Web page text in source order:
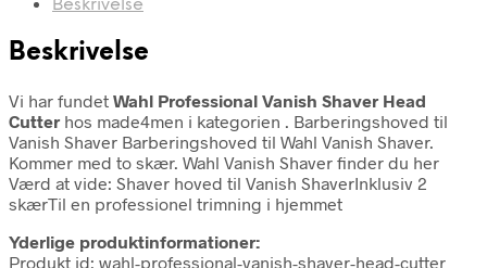
Beskrivelse
Beskrivelse
Vi har fundet Wahl Professional Vanish Shaver Head
Cutter hos made4men i kategorien . Barberingshoved til
Vanish Shaver Barberingshoved til Wahl Vanish Shaver.
Kommer med to skær. Wahl Vanish Shaver finder du her
Værd at vide: Shaver hoved til Vanish ShaverInklusiv 2
skærTil en professionel trimning i hjemmet
Yderlige produktinformationer:
Produkt id: wahl-professional-vanish-shaver-head-cutter